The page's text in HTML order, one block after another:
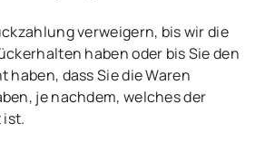
verweigern, bis wir die
haben oder bis Sie den
haben, dass Sie die Waren
je nachdem, welches der